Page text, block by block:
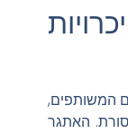
המשותפים,
האתגר